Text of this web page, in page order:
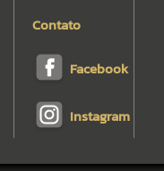
Contato
Facebook
Instagram